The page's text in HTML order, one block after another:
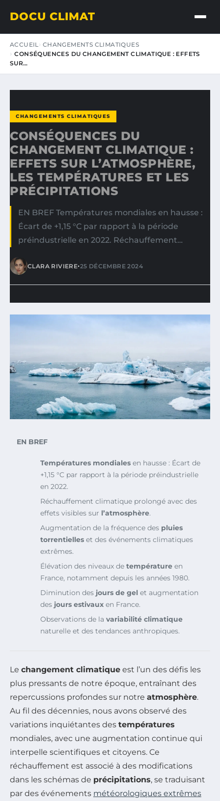
DOCU CLIMAT
ACCUEIL CHANGEMENTS CLIMATIQUES
CONSÉQUENCES DU CHANGEMENT CLIMATIQUE : EFFETS
SUR…
CHANGEMENTS CLIMATIQUES
CONSÉQUENCES DU
CHANGEMENT CLIMATIQUE :
EFFETS SUR L’ATMOSPHÈRE,
LES TEMPÉRATURES ET LES
PRÉCIPITATIONS
EN BREF Températures mondiales en hausse :
Écart de +1,15 °C par rapport à la période
préindustrielle en 2022. Réchauffement…
CLARA RIVIERE•25 DÉCEMBRE 2024
EN BREF
Températures mondiales en hausse : Écart de
+1,15 °C par rapport à la période préindustrielle
en 2022.
Réchauffement climatique prolongé avec des
effets visibles sur l’atmosphère.
Augmentation de la fréquence des pluies
torrentielles et des événements climatiques
extrêmes.
Élévation des niveaux de température en
France, notamment depuis les années 1980.
Diminution des jours de gel et augmentation
des jours estivaux en France.
Observations de la variabilité climatique
naturelle et des tendances anthropiques.
Le changement climatique est l’un des défis les
plus pressants de notre époque, entraînant des
repercussions profondes sur notre atmosphère.
Au fil des décennies, nous avons observé des
variations inquiétantes des températures
mondiales, avec une augmentation continue qui
interpelle scientifiques et citoyens. Ce
réchauffement est associé à des modifications
dans les schémas de précipitations, se traduisant
par des événements météorologiques extrêmes